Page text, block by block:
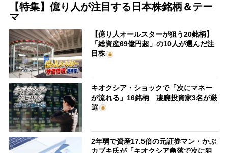
【特集】億り人が注目する日本株銘柄＆テー
マ
【億り人オールスターが狙う20銘柄】
「総資産69億円超」の10人が選んだ注
目株
キオクシア・ショックで「次にマネー
が流れる」16銘柄 凄腕投資家3名が厳
選
2年弱で資産17.5倍の元証券マン・かぶ
カブキ氏が「キオクシア急落で次に狙